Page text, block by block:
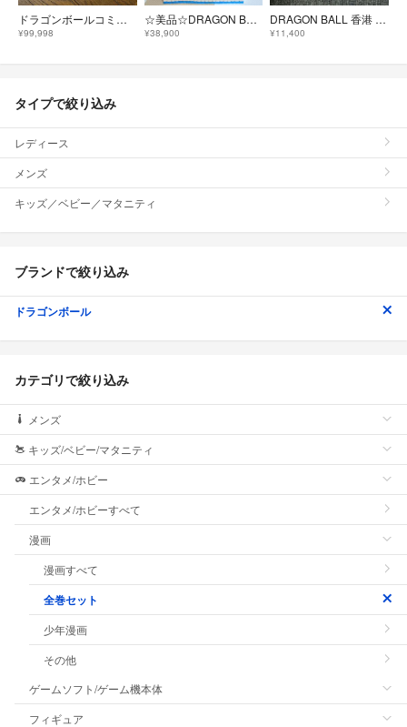
ドラゴンボールコミック1巻～42巻
¥99,998
☆美品☆DRAGON BALLドラゴンボール1～42巻全巻セット 旧装版 鳥山明 集英社 ジャンプコミックス
¥38,900
DRAGON BALL 香港 1巻 42巻 セット 特典カード付
¥11,400
タイプで絞り込み
レディース
メンズ
キッズ／ベビー／マタニティ
ブランドで絞り込み
ドラゴンボール
カテゴリで絞り込み
メンズ
キッズ/ベビー/マタニティ
エンタメ/ホビー
エンタメ/ホビーすべて
漫画
漫画すべて
全巻セット
少年漫画
その他
ゲームソフト/ゲーム機本体
フィギュア